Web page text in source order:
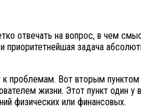
отвечать на вопрос, в чем
задача
проблемам. Вот вторым
жизни. Этот пункт один у
физических или финансовых.